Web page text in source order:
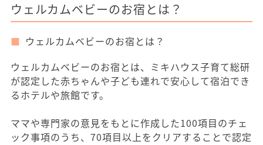
ウェルカムベビーのお宿とは？
ウェルカムベビーのお宿とは？
ウェルカムベビーのお宿とは、ミキハウス子育て総研
が認定した赤ちゃんや子ども連れで安心して宿泊でき
るホテルや旅館です。
ママや専門家の意見をもとに作成した100項目のチェ
ック事項のうち、70項目以上をクリアすることで認定